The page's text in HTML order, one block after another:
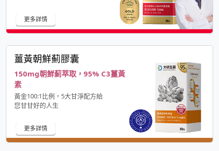
更多詳情
薑黃朝鮮薊膠囊
150mg朝鮮薊萃取，95% C3薑黃
素
黃金100:1比例，5大甘淨配方給
您甘甘好的人生
更多詳情